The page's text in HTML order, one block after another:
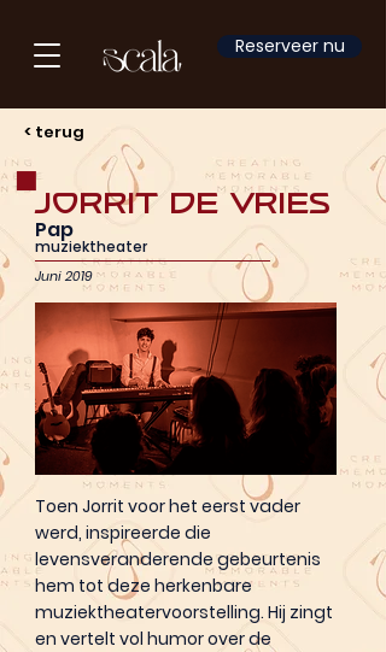
Reserveer nu
< terug
Jorrit de Vries
Pap
muziektheater
Juni 2019
Toen Jorrit voor het eerst vader
werd, inspireerde die
levensveranderende gebeurtenis
hem tot deze herkenbare
muziektheatervoorstelling. Hij zingt
en vertelt vol humor over de